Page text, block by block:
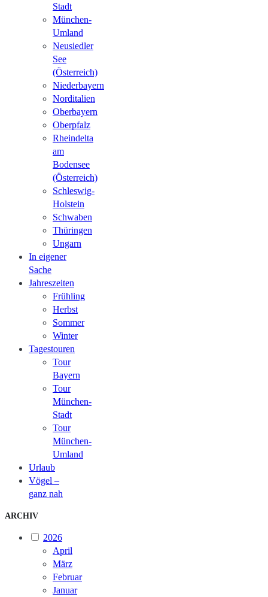
Stadt
München-
Umland
Neusiedler
See
(Österreich)
Niederbayern
Norditalien
Oberbayern
Oberpfalz
Rheindelta
am
Bodensee
(Österreich)
Schleswig-
Holstein
Schwaben
Thüringen
Ungarn
In eigener
Sache
Jahreszeiten
Frühling
Herbst
Sommer
Winter
Tagestouren
Tour
Bayern
Tour
München-
Stadt
Tour
München-
Umland
Urlaub
Vögel –
ganz nah
ARCHIV
2026
April
März
Februar
Januar